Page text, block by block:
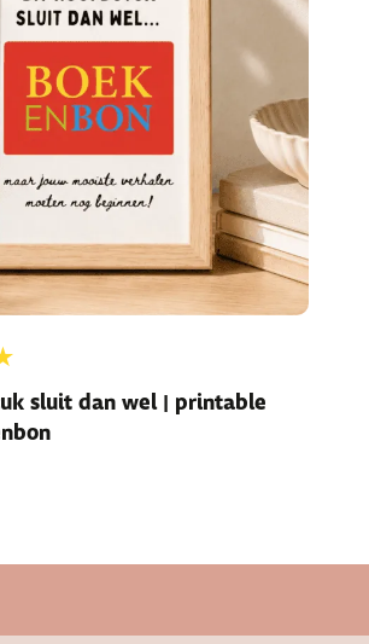
sluit dan wel | printable